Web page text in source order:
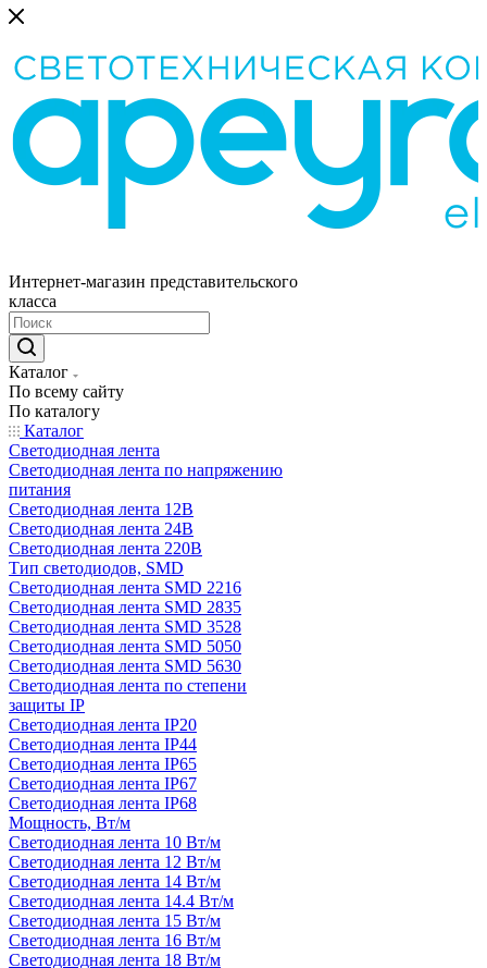
Интернет-магазин представительского
класса
Каталог
По всему сайту
По каталогу
Каталог
Светодиодная лента
Светодиодная лента по напряжению
питания
Светодиодная лента 12В
Светодиодная лента 24В
Светодиодная лента 220В
Тип светодиодов, SMD
Cветодиодная лента SMD 2216
Светодиодная лента SMD 2835
Светодиодная лента SMD 3528
Светодиодная лента SMD 5050
Светодиодная лента SMD 5630
Светодиодная лента по степени
защиты IP
Светодиодная лента IP20
Светодиодная лента IP44
Светодиодная лента IP65
Светодиодная лента IP67
Светодиодная лента IP68
Мощность, Вт/м
Светодиодная лента 10 Вт/м
Светодиодная лента 12 Вт/м
Светодиодная лента 14 Вт/м
Светодиодная лента 14.4 Вт/м
Светодиодная лента 15 Вт/м
Светодиодная лента 16 Вт/м
Светодиодная лента 18 Вт/м